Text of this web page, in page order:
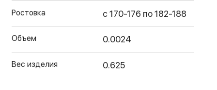
Ростовка с 170-176 по 182-188
Объем 0.0024
Вес изделия 0.625